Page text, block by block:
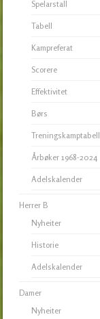
Spelarstall
Tabell
Kampreferat
Scorere
Effektivitet
Børs
Treningskamptabell
Årbøker 1968-2024
Adelskalender
Herrer B
Nyheiter
Historie
Adelskalender
Damer
Nyheiter